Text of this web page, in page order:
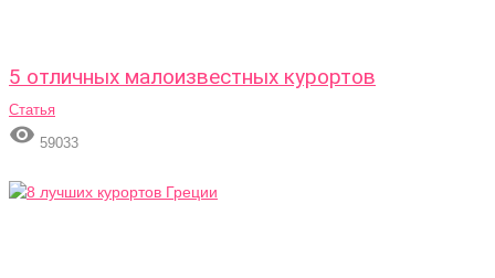
5 отличных малоизвестных курортов
Статья
 59033